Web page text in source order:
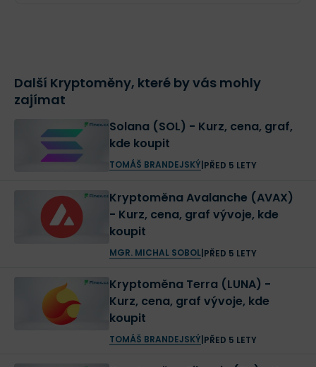
využívat Chain Key Technology, která dělí takzvané
calls ze smart kontraktů na dva typy: “update calls” a
“query calls.”
jsou vypořádány do jedné maximálně
dvou sekund, což bude záviset na tom, jak rychle
se budou produkované nové bloky.
Query calls
budou adresovány a vyřešeny v
milisekundách. To umožní blockchain vývojářům
moci konkurovat klasickým webovým aplikacím.
POZNÁMKA
Další Kryptoměny, které by vás mohly
zajímat
Solana (SOL) - Kurz, cena, graf,
kde koupit
TOMÁŠ BRANDEJSKÝ PŘED 5 LETY
Kryptoměna Avalanche (AVAX)
- Kurz, cena, graf vývoje, kde
koupit
MGR. MICHAL SOBOL| PŘED 5 LETY
Kryptoměna Terra (LUNA) -
Kurz, cena, graf vývoje, kde
koupit
TOMÁŠ BRANDEJSKÝ PŘED 5 LETY